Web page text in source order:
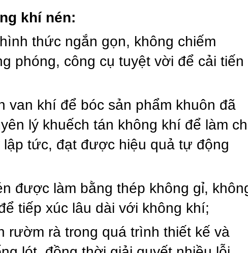
khí nén:
thức ngắn gọn, không chiếm
phóng, công cụ tuyệt vời để cải tiến
van khí để bóc sản phẩm khuôn đã
lý khuếch tán không khí để làm
lập tức, đạt được hiệu quả tự động
được làm bằng thép không gỉ,
tiếp xúc lâu dài với không khí;
rườm rà trong quá trình thiết kế và